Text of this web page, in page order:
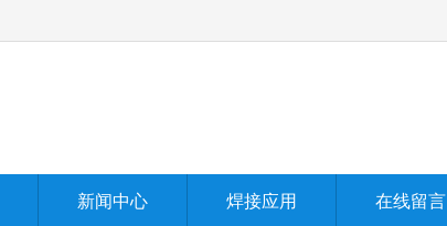
新闻中心 焊接应用 在线留言